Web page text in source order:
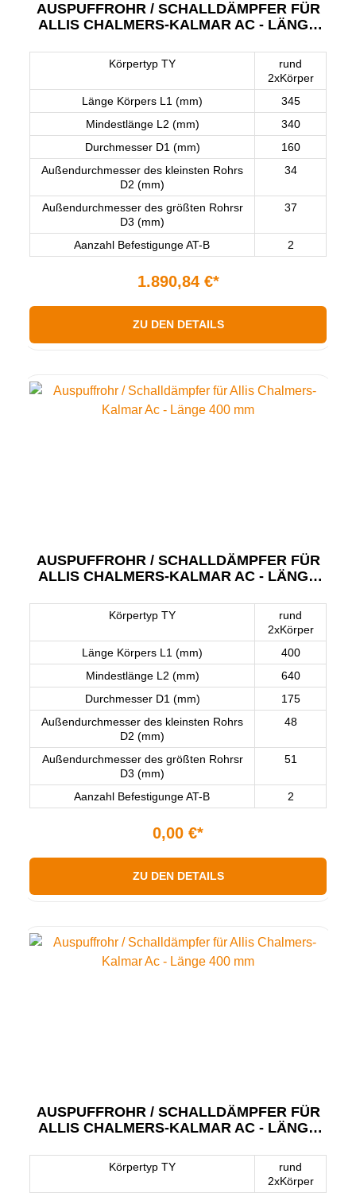
AUSPUFFROHR / SCHALLDÄMPFER FÜR
ALLIS CHALMERS-KALMAR AC - LÄNGE
Körpertyp TY
rund
2xKörper
Länge Körpers L1 (mm)
345
Mindestlänge L2 (mm)
340
Durchmesser D1 (mm)
160
Außendurchmesser des kleinsten Rohrs
D2 (mm)
34
Außendurchmesser des größten Rohrsr
D3 (mm)
37
Aanzahl Befestigunge AT-B 2
1.890,84 €*
ZU DEN DETAILS
AUSPUFFROHR / SCHALLDÄMPFER FÜR
ALLIS CHALMERS-KALMAR AC - LÄNGE
Körpertyp TY
rund
2xKörper
Länge Körpers L1 (mm)
400
Mindestlänge L2 (mm)
640
Durchmesser D1 (mm)
175
Außendurchmesser des kleinsten Rohrs
D2 (mm)
48
Außendurchmesser des größten Rohrsr
D3 (mm)
51
Aanzahl Befestigunge AT-B 2
0,00 €*
ZU DEN DETAILS
AUSPUFFROHR / SCHALLDÄMPFER FÜR
ALLIS CHALMERS-KALMAR AC - LÄNGE
Körpertyp TY
rund
2xKörper